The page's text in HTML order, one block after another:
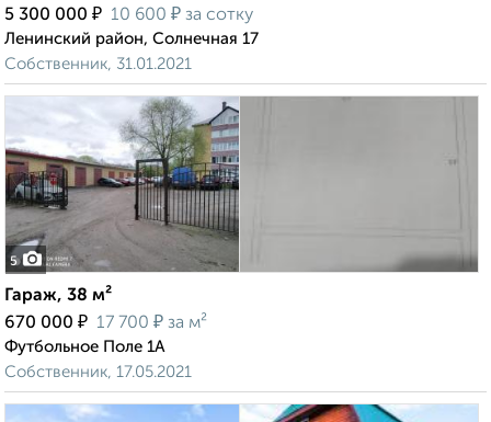
5 300 000 ₽ 10 600 ₽ за сотку
Ленинский район, Солнечная 17
Собственник, 31.01.2021
5
Гараж, 38 м²
670 000 ₽ 17 700 ₽ за м²
Футбольное Поле 1А
Собственник, 17.05.2021